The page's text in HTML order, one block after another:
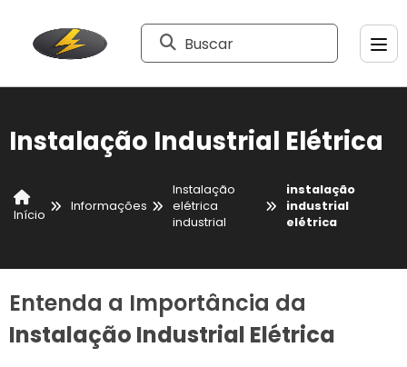
Buscar
Instalação Industrial Elétrica
Início
Informações
Instalação
elétrica
industrial
instalação
industrial
elétrica
Entenda a Importância da
Instalação Industrial Elétrica